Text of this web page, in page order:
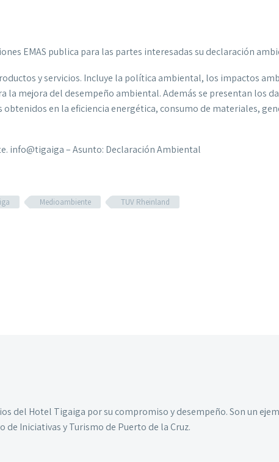
EMAS publica para las partes interesadas su declaración
y servicios. Incluye la política ambiental, los impactos
la mejora del desempeño ambiental.Además se presentan los
en la eficiencia energética, consumo de materiales,
info@tigaiga – Asunto: Declaración Ambiental
Medioambiente TUV Rheinland
del Hotel Tigaiga por su compromiso y desempeño. Son un
Iniciativas y Turismo de Puerto de la Cruz.